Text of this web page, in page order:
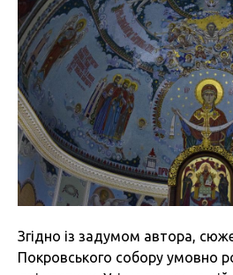
Згідно із задумом автора,
Покровського собору умовно